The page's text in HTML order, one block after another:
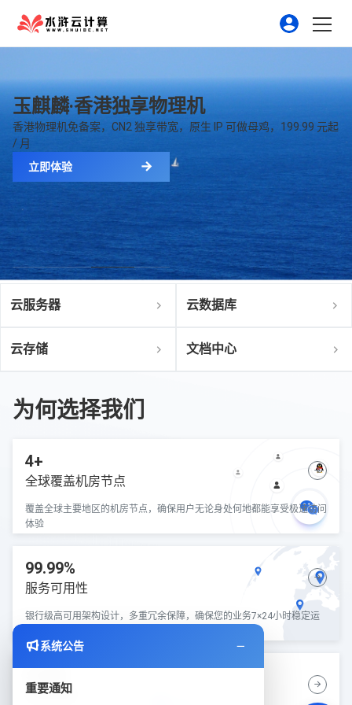
玉麒麟·香港独享物理机
香港物理机免备案，CN2 独享带宽，原生 IP 可做母鸡，199.99 元起
/ 月
立即体验
云服务器 云数据库
云存储 文档中心
为何选择我们
4+
全球覆盖机房节点
覆盖全球主要地区的机房节点，确保用户无论身处何地都能享受极速访问
体验
99.99%
服务可用性
银行级高可用架构设计，多重冗余保障，确保您的业务7×24小时稳定运
快速部署
系统公告
重要通知